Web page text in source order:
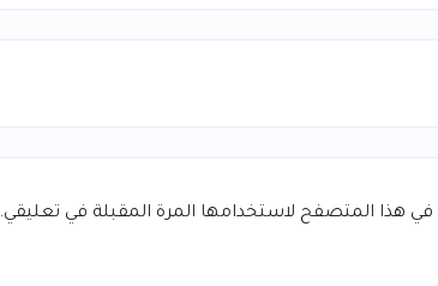
في هذا المتصفح لاستخدامها المرة المقبلة في تعليقي.